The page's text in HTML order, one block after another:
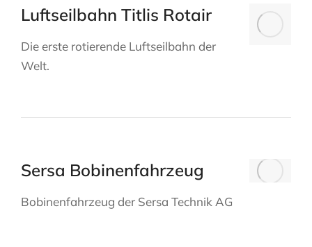
Luftseilbahn Titlis Rotair
Die erste rotierende Luftseilbahn der
Welt.
Sersa Bobinenfahrzeug
Bobinenfahrzeug der Sersa Technik AG